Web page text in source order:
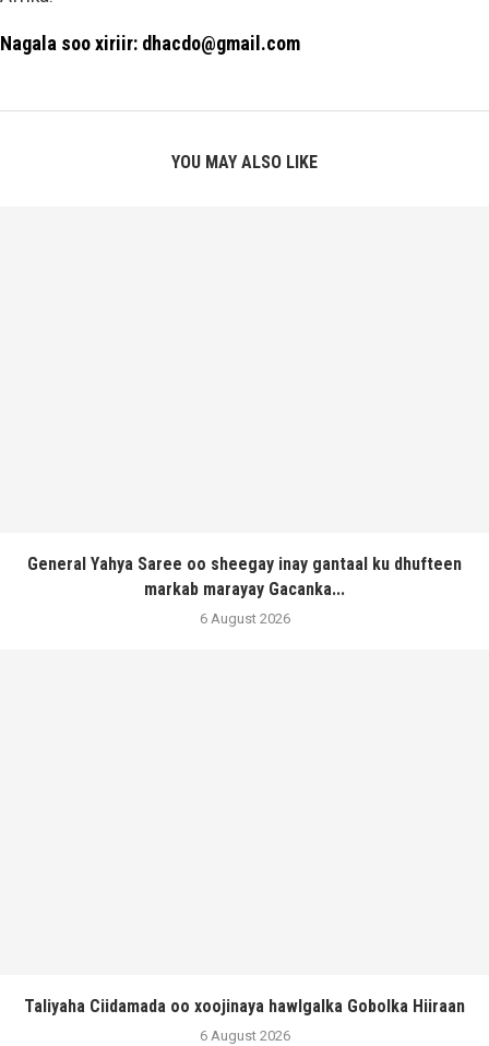
Nagala soo xiriir: dhacdo@gmail.com
YOU MAY ALSO LIKE
General Yahya Saree oo sheegay inay gantaal ku dhufteen
markab marayay Gacanka...
6 August 2026
Taliyaha Ciidamada oo xoojinaya hawlgalka Gobolka Hiiraan
6 August 2026